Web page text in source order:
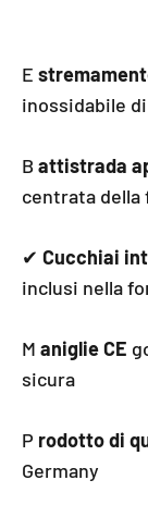
E
inossidabile
B attistrada
centrata della
✔ Cucchiai
inclusi nella
M aniglie CE
sicura
P rodotto di
Germany